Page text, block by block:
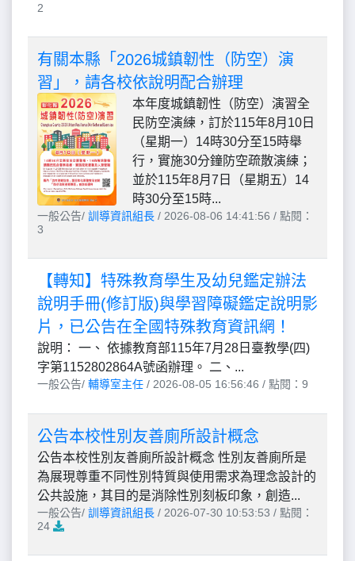
2
有關本縣「2026城鎮韌性（防空）演
習」，請各校依說明配合辦理
本年度城鎮韌性（防空）演習全
民防空演練，訂於115年8月10日
（星期一）14時30分至15時舉
行，實施30分鐘防空疏散演練；
並於115年8月7日（星期五）14
時30分至15時...
一般公告/ 訓導資訊組長 / 2026-08-06 14:41:56 / 點閱：
3
【轉知】特殊教育學生及幼兒鑑定辦法
說明手冊(修訂版)與學習障礙鑑定說明影
片，已公告在全國特殊教育資訊網！
說明： 一、 依據教育部115年7月28日臺教學(四)
字第1152802864A號函辦理。 二、...
一般公告/ 輔導室主任 / 2026-08-05 16:56:46 / 點閱：9
公告本校性別友善廁所設計概念
公告本校性別友善廁所設計概念 性別友善廁所是
為展現尊重不同性別特質與使用需求為理念設計的
公共設施，其目的是消除性別刻板印象，創造...
一般公告/ 訓導資訊組長 / 2026-07-30 10:53:53 / 點閱：
24